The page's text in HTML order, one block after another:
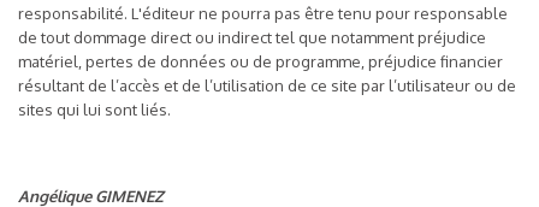
responsabilité. L'éditeur ne pourra pas être tenu pour responsable
de tout dommage direct ou indirect tel que notamment préjudice
matériel, pertes de données ou de programme, préjudice financier
résultant de l’accès et de l’utilisation de ce site par l’utilisateur ou de
sites qui lui sont liés.
Angélique GIMENEZ